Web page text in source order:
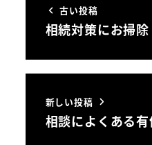
古い投稿
相続対策にお掃除
新しい投稿
相談によくある